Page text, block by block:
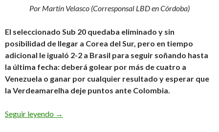
Por Martín Velasco (Corresponsal LBD en Córdoba)
El seleccionado Sub 20 quedaba eliminado y sin
posibilidad de llegar a Corea del Sur, pero en tiempo
adicional le igualó 2-2 a Brasil para seguir soñando hasta
la última fecha: deberá golear por más de cuatro a
Venezuela o ganar por cualquier resultado y esperar que
la Verdeamarelha deje puntos ante Colombia.
Seguir leyendo Argentina empató y mantuvo las chances de ir al
→